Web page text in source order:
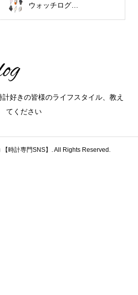
ウォッチログ・スタッフ
好きの皆様のライフスタイル、教え
てください
時計専門SNS】. All Rights Reserved.